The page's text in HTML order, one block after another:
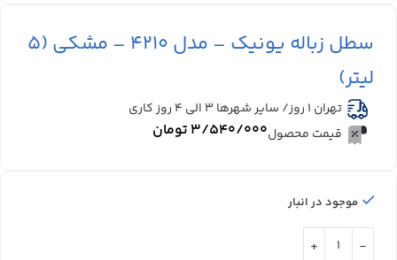
سطل زباله یونیک – مدل 4210 – مشکی (5
لیتر)
تهران 1 روز/ سایر شهرها ۳ الی ۴ روز کاری
قیمت محصول۳/۵۴۰/۰۰۰ تومان
موجود در انبار